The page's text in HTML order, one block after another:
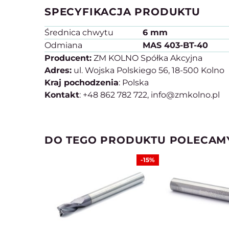
SPECYFIKACJA PRODUKTU
Średnica chwytu
6 mm
Odmiana
MAS 403-BT-40
Producent: ZM KOLNO Spółka Akcyjna
Adres: ul. Wojska Polskiego 56, 18-500 Kolno
Kraj pochodzenia: Polska
Kontakt: +48 862 782 722, info@zmkolno.pl
DO TEGO PRODUKTU
-15%